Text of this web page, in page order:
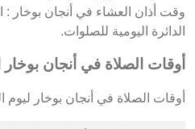
وقت أذان العشاء في أنجان بوخار :
الدائرة اليومية للصلوات.
أوقات الصلاة في أنجان بوخار
أوقات الصلاة في أنجان بوخار ليوم الجمعة 2026/08/